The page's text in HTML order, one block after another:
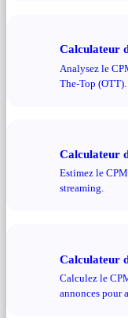
Calculateur
Analysez le
The-Top (OTT).
Calculateur
Estimez le
streaming.
Calculateur
Calculez le
annonces pour